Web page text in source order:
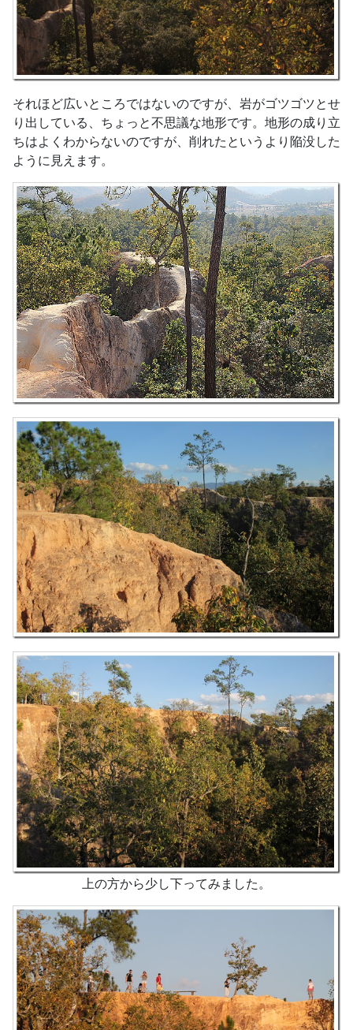
それほど広いところではないのですが、岩がゴツゴツとせ
り出している、ちょっと不思議な地形です。地形の成り立
ちはよくわからないのですが、削れたというより陥没した
ように見えます。
上の方から少し下ってみました。